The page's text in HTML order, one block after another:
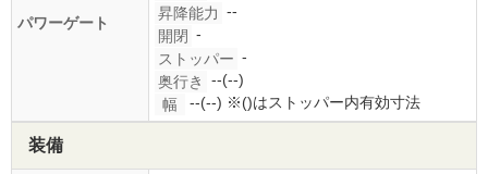
パワーゲート
昇降能力 --
開閉 -
ストッパー -
奥行き
--(--)
幅
--(--) ※()はストッパー内有効寸法
装備